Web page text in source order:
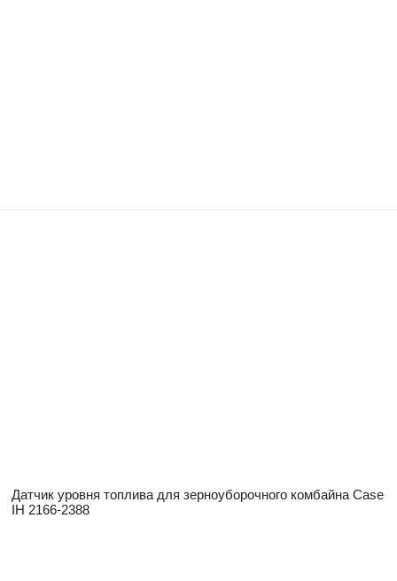
Датчик уровня топлива для зерноуборочного комбайна Case
IH 2166-2388